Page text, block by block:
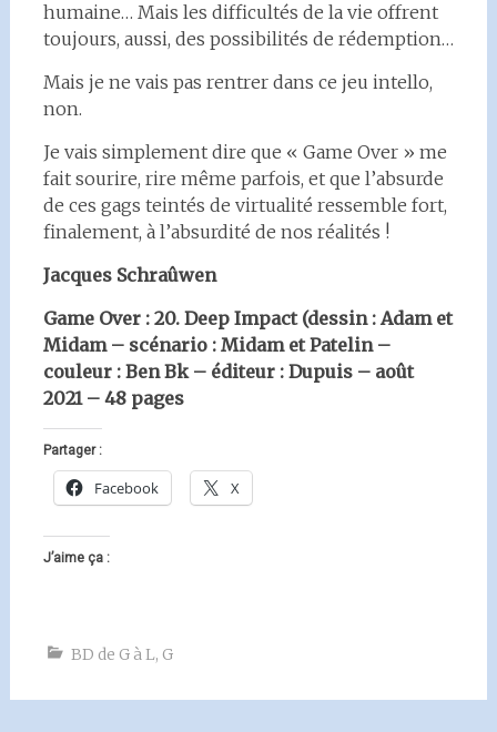
humaine… Mais les difficultés de la vie offrent
toujours, aussi, des possibilités de rédemption…
Mais je ne vais pas rentrer dans ce jeu intello,
non.
Je vais simplement dire que « Game Over » me
fait sourire, rire même parfois, et que l’absurde
de ces gags teintés de virtualité ressemble fort,
finalement, à l’absurdité de nos réalités !
Jacques Schraûwen
Game Over : 20. Deep Impact (dessin : Adam et
Midam – scénario : Midam et Patelin –
couleur : Ben Bk – éditeur : Dupuis – août
2021 – 48 pages
Partager :
Facebook X
J’aime ça :
BD de G à L, G